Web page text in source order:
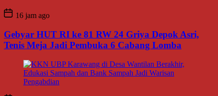
16 jam ago
Gebyar HUT RI ke 81 RW 24 Griya Depok Asri,
Tenis Meja Jadi Pembuka 6 Cabang Lomba